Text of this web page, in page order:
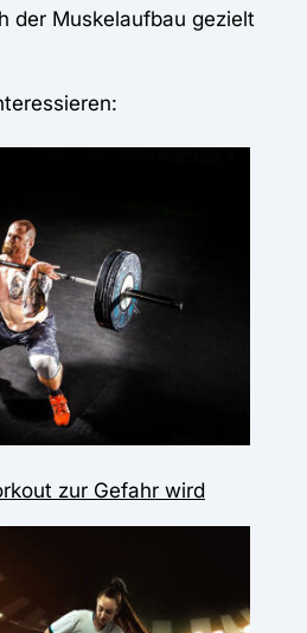
der Muskelaufbau gezielt
zur Gefahr wird